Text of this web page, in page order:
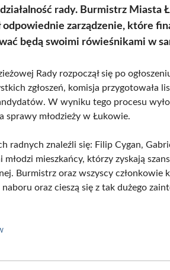
rady. Burmistrz
zarządzenie, które
będą swoimi rówieśnikami w
Rady rozpoczął się po
zgłoszeń, komisja przygotowała
W wyniku tego procesu
sprawy młodzieży w Łukowie.
radnych znaleźli się: Filip Cygan,
mieszkańcy, którzy zyskają
Burmistrz oraz wszyscy członkowie
oraz cieszą się z tak dużego